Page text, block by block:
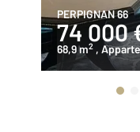
PERPIGNAN 66
74 000
68,9 m2 ,